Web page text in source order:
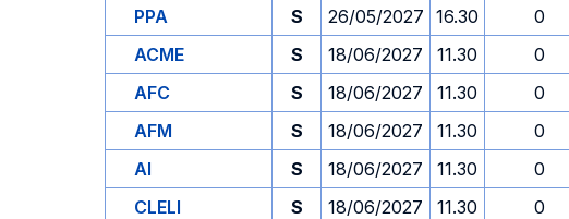
PPA
S 26/05/2027 16.30 0
ACME
S 18/06/2027 11.30 0
AFC
S 18/06/2027 11.30 0
AFM
S 18/06/2027 11.30 0
AI
S 18/06/2027 11.30 0
CLELI
S 18/06/2027 11.30 0